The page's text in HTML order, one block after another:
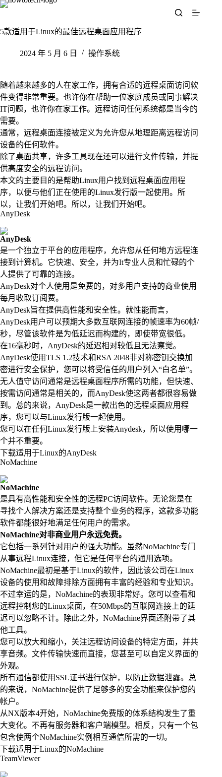
跳
内
5款适用于Linux的最佳远程桌面应用程序
2024 年 5 月 6 日 操作系统
随着越来越多的人在家工作，拥有合适的远程桌面访问软
件变得非常重要。也许你在帮助一位家庭成员或同事解决
IT问题，也许你在家工作。远程访问任何系统都是当今的
需要。
通常，远程桌面连接被定义为允许您从地理距离远程访问
设备的任何软件。
除了桌面共享，许多工具现在还可以进行文件传输，并提
供高度安全的远程访问。
本文的主要目的是帮助Linux用户找到远程桌面应用程
序，以便与他们正在使用的Linux发行版一起使用。所
以，让我们开始吧。所以，让我们开始吧。
AnyDesk
AnyDesk
是一个独立于平台的应用程序，允许您从任何地方远程连
接到计算机。它快速、安全，并为It专业人员和忙碌的个
人提供了可靠的连接。
AnyDesk对个人使用是免费的，对多用户支持的商业使用
每月收取订阅费。
AnyDesk旨在提供高性能和安全性。就性能而言，
AnyDesk用户可以预期大多数互联网连接的帧速率为60帧/
秒，尽管该软件是为低延迟而构建的，即使带宽很低。
在16毫秒时，AnyDesk的延迟相对较低且无法察觉。
AnyDesk使用TLS 1.2技术和RSA 2048非对称密钥交换加
密进行安全保护，您可以将受信任的用户列入“白名单”。
无人值守访问通常是远程桌面程序所需的功能，但快速、
按需访问通常是相关的，而AnyDesk使这两者都很容易做
到。总的来说，AnyDesk是一款出色的远程桌面应用程
序，您可以与Linux发行版一起使用。
您可以在任何Linux发行版上安装Anydesk，所以使用哪一
个并不重要。
下载适用于Linux的AnyDesk
NoMachine
NoMachine
是具有高性能和安全性的远程PC访问软件。无论您是在
寻找个人解决方案还是支持整个业务的程序，这款多功能
软件都能很好地满足任何用户的需求。
NoMachine对非商业用户永远免费。
它包括一系列针对用户的强大功能。虽然NoMachine专门
从事远程Linux连接，但它是任何平台的通用选项。
NoMachine最初是基于Linux的软件，因此该公司在Linux
设备的使用和故障排除方面拥有丰富的经验和专业知识。
不过幸运的是，NoMachine的表现非常好。您可以查看和
远程控制您的Linux桌面，在50Mbps的互联网连接上的延
迟可以忽略不计。除此之外，NoMachine界面还附带了其
他工具。
您可以放大和缩小，关注远程访问设备的特定方面，并共
享音频。文件传输快速而直接，您甚至可以自定义界面的
外观。
所有通信都使用SSL证书进行保护，以防止数据泄露。总
的来说，NoMachine提供了足够多的安全功能来保护您的
帐户。
从NX版本4开始，NoMachine免费版的体系结构发生了重
大变化。不再有服务器和客户端模型。相反，只有一个包
包含使两个NoMachine实例相互通信所需的一切。
下载适用于Linux的NoMachine
TeamViewer